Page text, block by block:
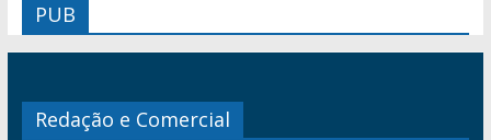
PUB
Redação e Comercial